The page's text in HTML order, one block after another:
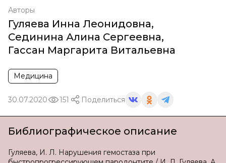
Авторы
Гуляева Инна Леонидовна,
Сединина Алина Сергеевна,
Гассан Маргарита Витальевна
Медицина
30.07.2020 151 Поделиться
Библиографическое описание
Гуляева, И. Л. Нарушения гемостаза при